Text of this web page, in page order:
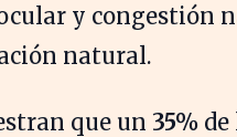
y congestión
natural.
que un 35%